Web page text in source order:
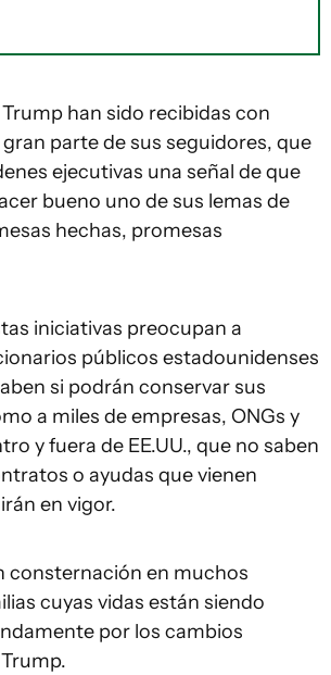
han sido recibidas con
parte de sus seguidores, que
ejecutivas una señal de que
bueno uno de sus lemas de
hechas, promesas
iniciativas preocupan a
públicos estadounidenses
si podrán conservar sus
a miles de empresas, ONGs y
y fuera de EE.UU., que no saben
o ayudas que vienen
en vigor.
consternación en muchos
cuyas vidas están siendo
por los cambios